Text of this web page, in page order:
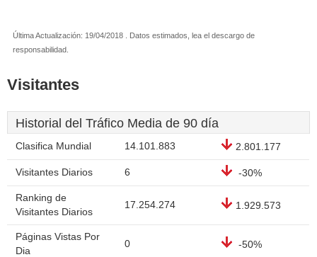
Última Actualización: 19/04/2018 . Datos estimados, lea el descargo de
responsabilidad.
Visitantes
Historial del Tráfico Media de 90 día
Clasifica Mundial 14.101.883 2.801.177
Visitantes Diarios 6 -30%
Ranking de
Visitantes Diarios
17.254.274 1.929.573
Páginas Vistas Por
Dia
0 -50%